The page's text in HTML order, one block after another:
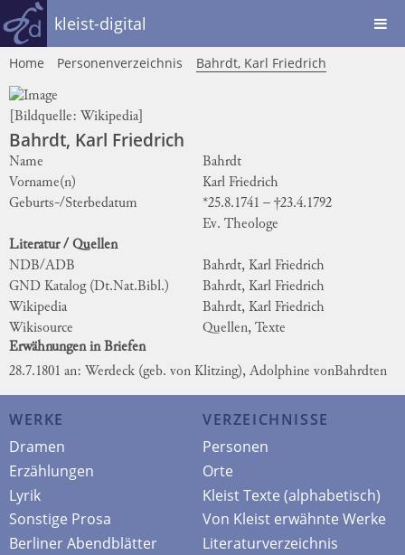
kleist-digital
Home Personenverzeichnis Bahrdt, Karl Friedrich
[Bildquelle: Wikipedia
Bahrdt, Karl Friedrich
Name
Bahrdt
Vorname(n)
Karl Friedrich
Geburts-/Sterbedatum
*25.8.1741 – †23.4.1792
Ev. Theologe
Literatur / Quellen
NDB/ADB
Bahrdt, Karl Friedrich
GND Katalog (Dt.Nat.Bibl.)
Bahrdt, Karl Friedrich
Wikipedia
Bahrdt, Karl Friedrich
Wikisource
Quellen, Texte
Erwähnungen in Briefen
28.7.1801 an: Werdeck (geb. von Klitzing), Adolphine vonBahrdten
WERKE
Dramen
Erzählungen
Lyrik
Sonstige Prosa
Berliner Abendblätter
VERZEICHNISSE
Personen
Orte
Kleist Texte (alphabetisch)
Von Kleist erwähnte Werke
Literaturverzeichnis